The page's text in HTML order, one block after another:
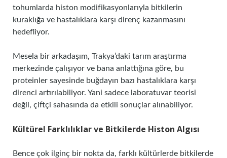
tohumlarda histon modifikasyonlarıyla bitkilerin
kuraklığa ve hastalıklara karşı direnç kazanmasını
hedefliyor.
Mesela bir arkadaşım, Trakya’daki tarım araştırma
merkezinde çalışıyor ve bana anlattığına göre, bu
proteinler sayesinde buğdayın bazı hastalıklara karşı
direnci artırılabiliyor. Yani sadece laboratuvar teorisi
değil, çiftçi sahasında da etkili sonuçlar alınabiliyor.
Kültürel Farklılıklar ve Bitkilerde Histon Algısı
Bence çok ilginç bir nokta da, farklı kültürlerde bitkilerde